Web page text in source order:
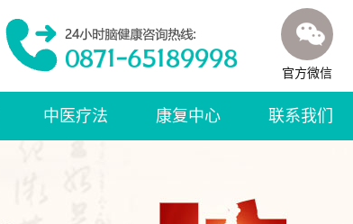
官方微信
中医疗法 康复中心 联系我们